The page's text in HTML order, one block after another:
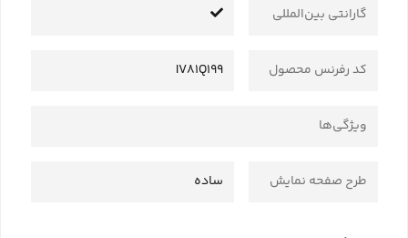
گارانتی بین‌المللی
کد رفرنس محصول IV81Q199
ویژگی‌ها
طرح صفحه نمایش ساده